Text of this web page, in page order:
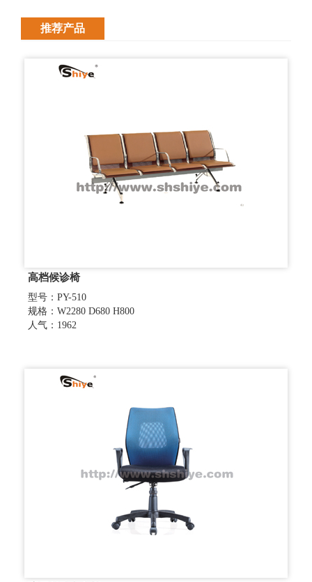
推荐产品
高档候诊椅
型号：PY-510
规格：W2280 D680 H800
人气：1962